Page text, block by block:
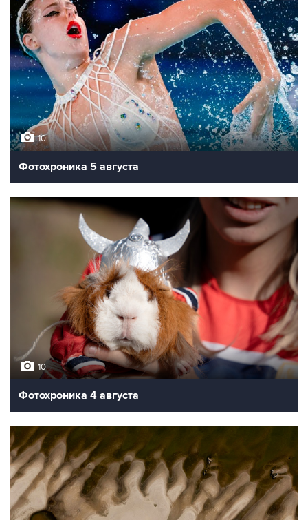
10
Фотохроника 5 августа
10
Фотохроника 4 августа